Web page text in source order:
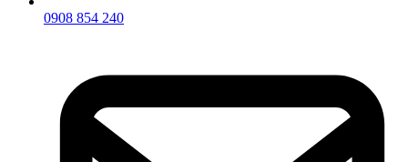
0908 854 240